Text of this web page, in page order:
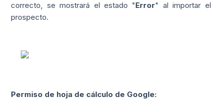
correcto, se mostrará el estado "Error" al importar el
prospecto.
Permiso de hoja de cálculo de Google: